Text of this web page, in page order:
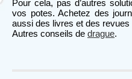
Pour cela, pas d’autres
vos potes. Achetez des
aussi des livres et des revues
Autres conseils de drague.